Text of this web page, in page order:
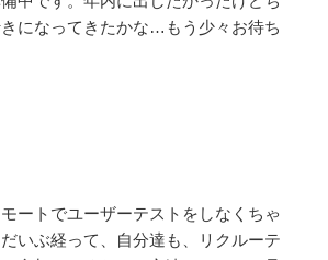
になってきたかな…もう少々お待ち
ートでユーザーテストをしなくちゃ
いぶ経って、自分達も、リクルーテ